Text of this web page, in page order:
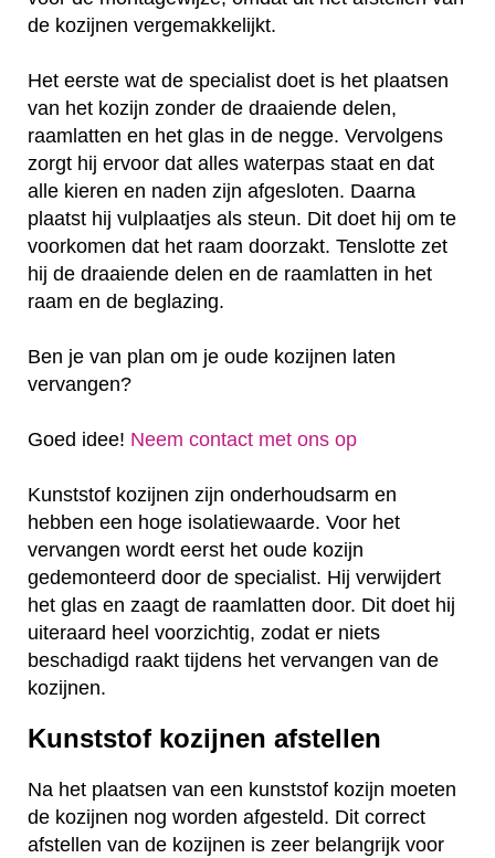
de kozijnen vergemakkelijkt.
Het eerste wat de specialist doet is het plaatsen
van het kozijn zonder de draaiende delen,
raamlatten en het glas in de negge. Vervolgens
zorgt hij ervoor dat alles waterpas staat en dat
alle kieren en naden zijn afgesloten. Daarna
plaatst hij vulplaatjes als steun. Dit doet hij om te
voorkomen dat het raam doorzakt. Tenslotte zet
hij de draaiende delen en de raamlatten in het
raam en de beglazing.
Ben je van plan om je oude kozijnen laten
vervangen?
Goed idee! Neem contact met ons op
Kunststof kozijnen zijn onderhoudsarm en
hebben een hoge isolatiewaarde. Voor het
vervangen wordt eerst het oude kozijn
gedemonteerd door de specialist. Hij verwijdert
het glas en zaagt de raamlatten door. Dit doet hij
uiteraard heel voorzichtig, zodat er niets
beschadigd raakt tijdens het vervangen van de
kozijnen.
Kunststof kozijnen afstellen
Na het plaatsen van een kunststof kozijn moeten
de kozijnen nog worden afgesteld. Dit correct
afstellen van de kozijnen is zeer belangrijk voor